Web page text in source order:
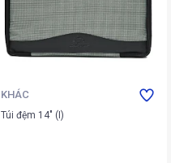
KHÁC
Túi đệm 14" (I)